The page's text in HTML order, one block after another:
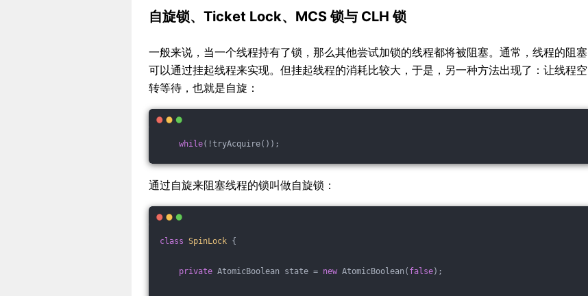
自旋锁、Ticket Lock、MCS 锁与 CLH 锁
一般来说，当一个线程持有了锁，那么其他尝试加锁的线程都将被阻塞。通常，线程的阻塞
可以通过挂起线程来实现。但挂起线程的消耗比较大，于是，另一种方法出现了：让线程空
转等待，也就是自旋：
while(!tryAcquire());
通过自旋来阻塞线程的锁叫做自旋锁：
class SpinLock {
private AtomicBoolean state = new AtomicBoolean( false);